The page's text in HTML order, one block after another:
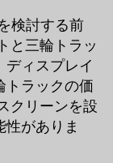
検討する前
と三輪トラッ
ィスプレイ
トラックの価
クリーンを設
がありま